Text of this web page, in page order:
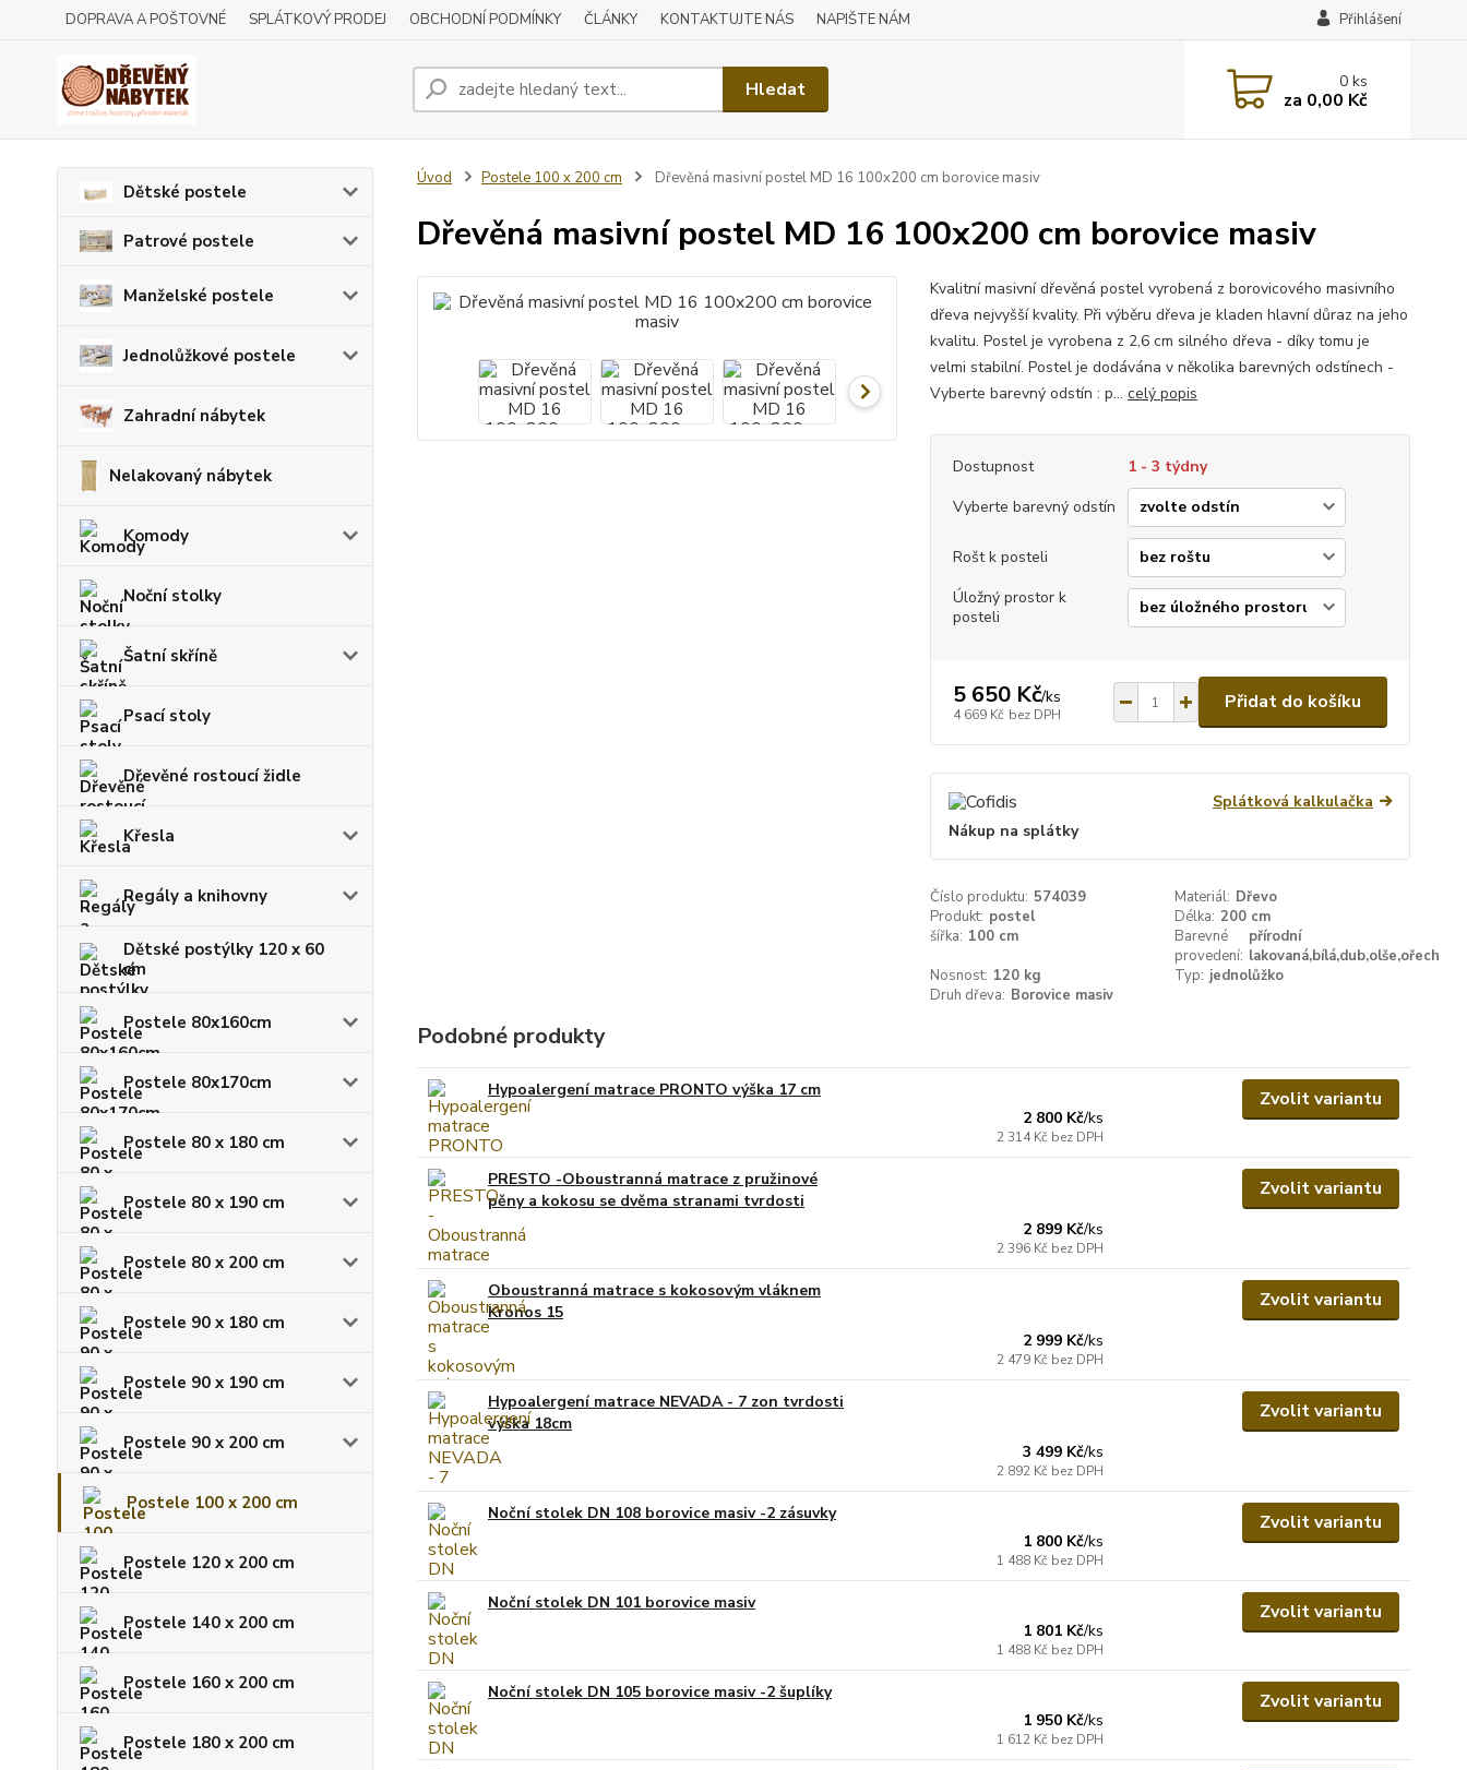
DOPRAVA A POŠTOVNÉ SPLÁTKOVÝ PRODEJ OBCHODNÍ PODMÍNKY ČLÁNKY KONTAKTUJTE NÁS NAPIŠTE NÁM Přihlášení
Hledat 0ks
za 0,00 Kč
Dětské postele
Patrové postele
Manželské postele
Jednolůžkové postele
Zahradní nábytek
Nelakovaný nábytek
Komody
Noční stolky
Šatní skříně
Psací stoly
Dřevěné rostoucí židle
Křesla
Regály a knihovny
Dětské postýlky 120 x 60
cm
Postele 80x160cm
Postele 80x170cm
Postele 80 x 180 cm
Postele 80 x 190 cm
Postele 80 x 200 cm
Postele 90 x 180 cm
Postele 90 x 190 cm
Postele 90 x 200 cm
Postele 100 x 200 cm
Postele 120 x 200 cm
Postele 140 x 200 cm
Postele 160 x 200 cm
Postele 180 x 200 cm
Úvod Postele 100 x 200 cm Dřevěná masivní postel MD 16 100x200 cm borovice masiv
Dřevěná masivní postel MD 16 100x200 cm borovice masiv
Kvalitní masivní dřevěná postel vyrobená z borovicového masivního
dřeva nejvyšší kvality. Při výběru dřeva je kladen hlavní důraz na jeho
kvalitu. Postel je vyrobena z 2,6 cm silného dřeva - díky tomu je
velmi stabilní. Postel je dodávána v několika barevných odstínech -
Vyberte barevný odstín : p... celý popis
Dostupnost
1 - 3 týdny
Vyberte barevný odstín
Rošt k posteli
Úložný prostor k
posteli
5 650 Kč/ks
4 669 Kč bez DPH
Přidat do košíku
Splátková kalkulačka
Nákup na splátky
Číslo produktu: 574039 Materiál: Dřevo
Produkt: postel Délka: 200 cm
šířka: 100 cm
Barevné
provedení:
přírodní
lakovaná,bílá,dub,olše,ořech
Nosnost: 120 kg Typ: jednolůžko
Druh dřeva: Borovice masiv
Podobné produkty
Hypoalergení matrace PRONTO výška 17 cm
2 800 Kč/ks
2 314 Kč bez DPH
Zvolit variantu
PRESTO -Oboustranná matrace z pružinové
pěny a kokosu se dvěma stranami tvrdosti
2 899 Kč/ks
2 396 Kč bez DPH
Zvolit variantu
Oboustranná matrace s kokosovým vláknem
Kronos 15
2 999 Kč/ks
2 479 Kč bez DPH
Zvolit variantu
Hypoalergení matrace NEVADA - 7 zon tvrdosti
výška 18cm
3 499 Kč/ks
2 892 Kč bez DPH
Zvolit variantu
Noční stolek DN 108 borovice masiv -2 zásuvky
1 800 Kč/ks
1 488 Kč bez DPH
Zvolit variantu
Noční stolek DN 101 borovice masiv
1 801 Kč/ks
1 488 Kč bez DPH
Zvolit variantu
Noční stolek DN 105 borovice masiv -2 šuplíky
1 950 Kč/ks
1 612 Kč bez DPH
Zvolit variantu